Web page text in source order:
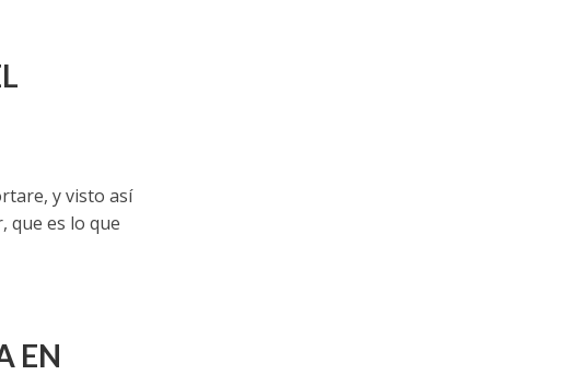
y visto así
que es lo que
EN